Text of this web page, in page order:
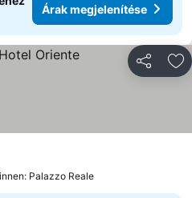
Árak megjelenítése
Palazzo Reale